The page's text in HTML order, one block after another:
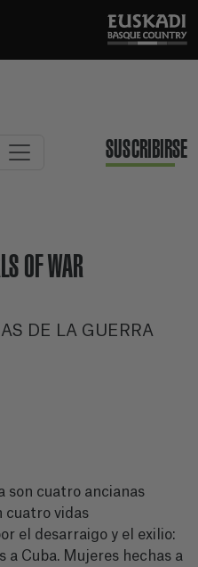
SUSCRIBIRSE
OF WAR
DE LA GUERRA
son cuatro ancianas
cuatro vidas
el desarraigo y el exilio:
a Cuba. Mujeres hechas a